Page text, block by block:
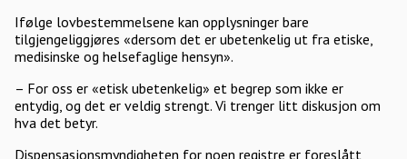
Ifølge lovbestemmelsene kan opplysninger bare
tilgjengeliggjøres «dersom det er ubetenkelig ut fra etiske,
medisinske og helsefaglige hensyn».
– For oss er «etisk ubetenkelig» et begrep som ikke er
entydig, og det er veldig strengt. Vi trenger litt diskusjon om
hva det betyr.
Dispensasjonsmyndigheten for noen registre er foreslått